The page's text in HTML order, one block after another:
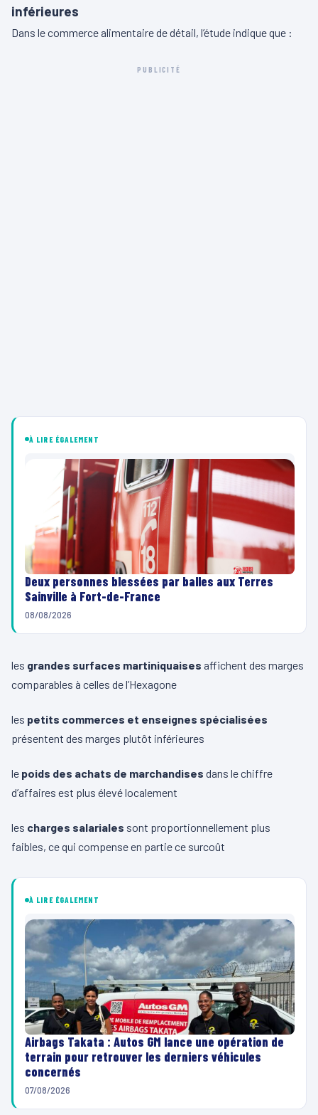
inférieures
Dans le commerce alimentaire de détail, l’étude indique que :
PUBLICITÉ
À LIRE ÉGALEMENT
Deux personnes blessées par balles aux Terres
Sainville à Fort-de-France
08/08/2026
les grandes surfaces martiniquaises affichent des marges
comparables à celles de l’Hexagone
les petits commerces et enseignes spécialisées
présentent des marges plutôt inférieures
le poids des achats de marchandises dans le chiffre
d’affaires est plus élevé localement
les charges salariales sont proportionnellement plus
faibles, ce qui compense en partie ce surcoût
À LIRE ÉGALEMENT
Airbags Takata : Autos GM lance une opération de
terrain pour retrouver les derniers véhicules
concernés
07/08/2026